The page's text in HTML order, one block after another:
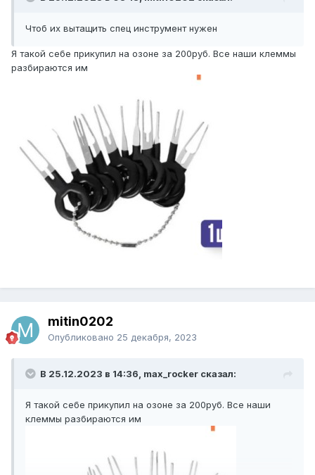
Чтоб их вытащить спец инструмент нужен
Я такой себе прикупил на озоне за 200руб. Все наши клеммы
разбираются им
mitin0202
Опубликовано 25 декабря, 2023
В 25.12.2023 в 14:36, max_rocker сказал:
Я такой себе прикупил на озоне за 200руб. Все наши
клеммы разбираются им